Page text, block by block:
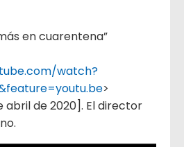
en cuarentena”
watch?
>
abril de 2020]. El director